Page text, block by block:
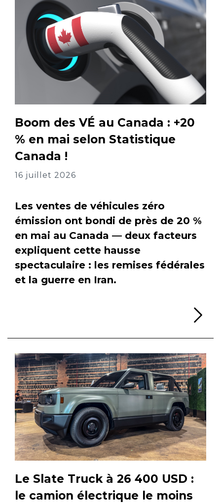
Boom des VÉ au Canada : +20
% en mai selon Statistique
Canada !
16 juillet 2026
Les ventes de véhicules zéro
émission ont bondi de près de 20 %
en mai au Canada — deux facteurs
expliquent cette hausse
spectaculaire : les remises fédérales
et la guerre en Iran.
Le Slate Truck à 26 400 USD :
le camion électrique le moins